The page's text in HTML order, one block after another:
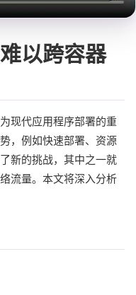
以跨容器
现代应用程序部署的重
，例如快速部署、资源
新的挑战，其中之一就
流量。本文将深入分析